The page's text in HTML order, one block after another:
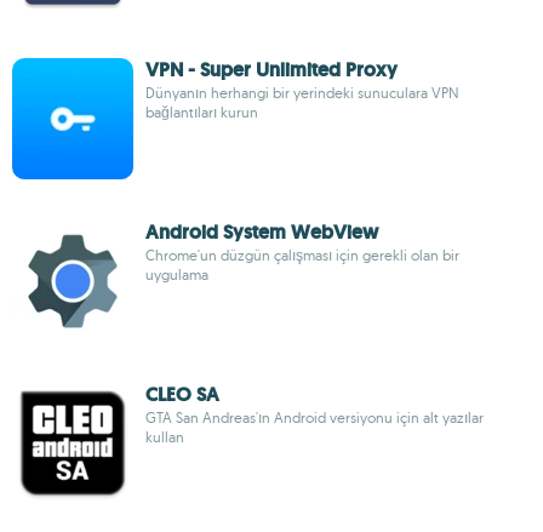
VPN - Super Unlimited Proxy
Dünyanın herhangi bir yerindeki sunuculara VPN
bağlantıları kurun
Android System WebView
Chrome'un düzgün çalışması için gerekli olan bir
uygulama
CLEO SA
GTA San Andreas'ın Android versiyonu için alt yazılar
kullan